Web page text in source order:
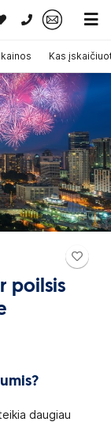
0 700 11007
poilsis
Kas
daugiau